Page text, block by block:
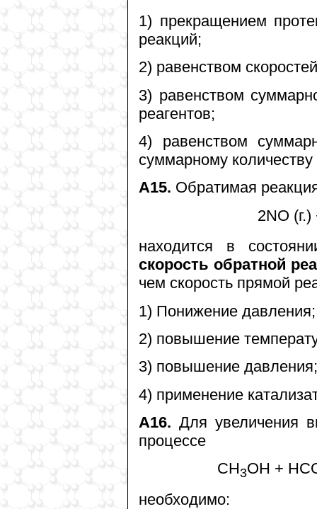
1) прекращением
реакций;
2) равенством
3) равенством
реагентов;
4) равенством
суммарному
А15. Обратимая
2NO (г.)
находится в
скорость обратной
чем скорость прямой
1) Понижение давления;
2) повышение
3) повышение давления;
4) применение
А16. Для увеличения
процессе
CH3OH +
необходимо: